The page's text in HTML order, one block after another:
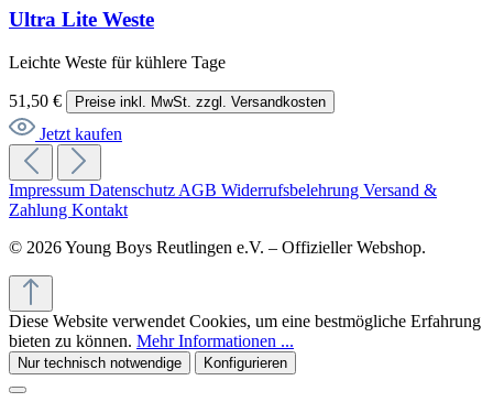
Ultra Lite Weste
Leichte Weste für kühlere Tage
51,50 € Preise inkl. MwSt. zzgl. Versandkosten
Jetzt kaufen
Impressum Datenschutz AGB Widerrufsbelehrung Versand &
Zahlung Kontakt
© 2026 Young Boys Reutlingen e.V. – Offizieller Webshop.
Diese Website verwendet Cookies, um eine bestmögliche Erfahrung
bieten zu können. Mehr Informationen ...
Nur technisch notwendige Konfigurieren